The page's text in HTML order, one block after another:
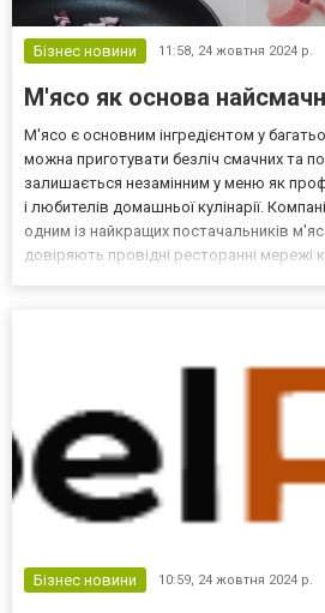
Бізнес новини 11:58, 24 жовтня 2024 р.
М'ясо як основа
М'ясо є основним інгредієнтом у
можна приготувати безліч смачних та
залишається незамінним у меню як
і любителів домашньої кулінарії.
одним із найкращих постачальників
довіряють провідні ресторанні мережі
Бізнес новини 10:59, 24 жовтня 2024 р.